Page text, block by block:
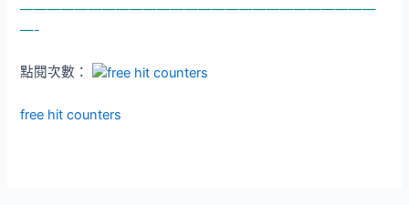
——————————————————————————
—-
點閱次數：
free hit counters